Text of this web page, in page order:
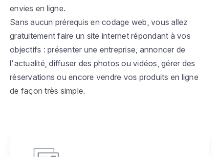
envies en ligne.
Sans aucun prérequis en codage web, vous allez
gratuitement faire un site internet répondant à vos
objectifs : présenter une entreprise, annoncer de
l'actualité, diffuser des photos ou vidéos, gérer des
réservations ou encore vendre vos produits en ligne
de façon très simple.